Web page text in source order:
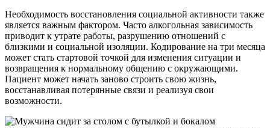
Необходимость восстановления социальной активности также
является важным фактором. Часто алкогольная зависимость
приводит к утрате работы, разрушению отношений с
близкими и социальной изоляции. Кодирование на три месяца
может стать стартовой точкой для изменения ситуации и
возвращения к нормальному общению с окружающими.
Пациент может начать заново строить свою жизнь,
восстанавливая потерянные связи и реализуя свои
возможности.